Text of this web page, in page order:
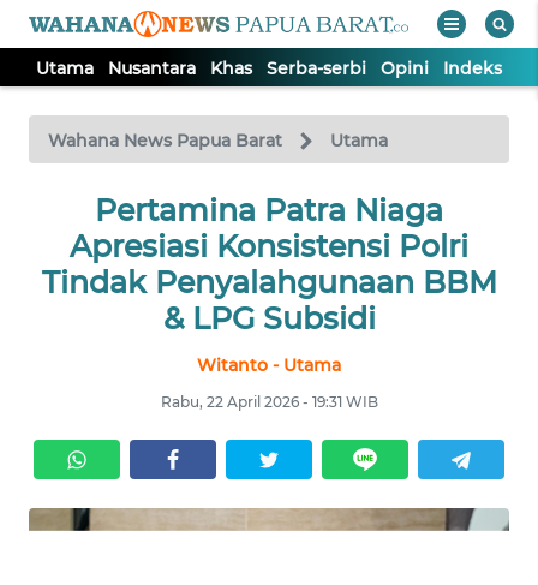
Utama Nusantara Khas Serba-serbi Opini Indeks
Wahana News Papua Barat Utama
Pertamina Patra Niaga
Apresiasi Konsistensi Polri
Tindak Penyalahgunaan BBM
& LPG Subsidi
Witanto - Utama
Rabu, 22 April 2026 - 19:31 WIB
TV
Tutup
NUSANTARA
SERBI
OPINI